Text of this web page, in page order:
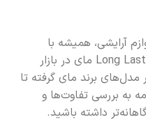
آرایشی، همیشه با
مقایسه همراه است. کرم پودر Long Lasting مای در بازار
مدل‌های برند مای گرفته تا
به بررسی تفاوت‌ها و
داشته باشید.